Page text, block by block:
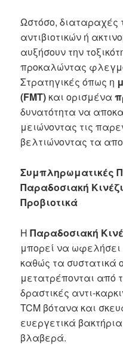
Ωστόσο, διαταραχές
αντιβιοτικών ή
αυξήσουν την
προκαλώντας
Στρατηγικές όπως η
(FMT) και ορισμένα
δυνατότητα να
μειώνοντας τις
βελτιώνοντας τα
Συμπληρωματικές
Παραδοσιακή
Προβιοτικά
ΗΠαραδοσιακή
μπορεί να ωφελήσει
καθώς τα συστατικά
μετατρέπονται από
δραστικές αντι-
TCM βότανα και
ευεργετικά
βλαβερά.